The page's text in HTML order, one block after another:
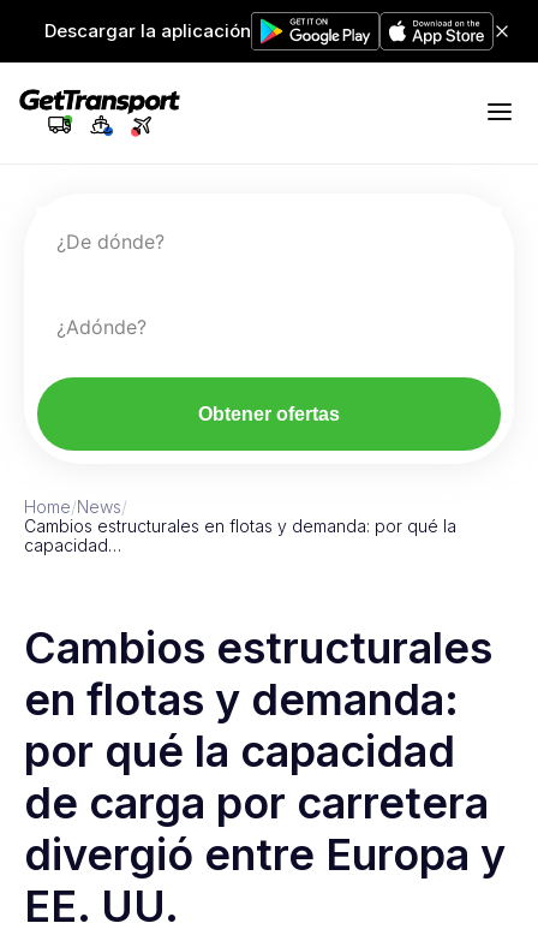
Descargar la aplicación
¿De dónde?
¿Adónde?
Obtener ofertas
Home/News/
Cambios estructurales en flotas y demanda: por qué la
capacidad…
Cambios estructurales
en flotas y demanda:
por qué la capacidad
de carga por carretera
divergió entre Europa y
EE. UU.